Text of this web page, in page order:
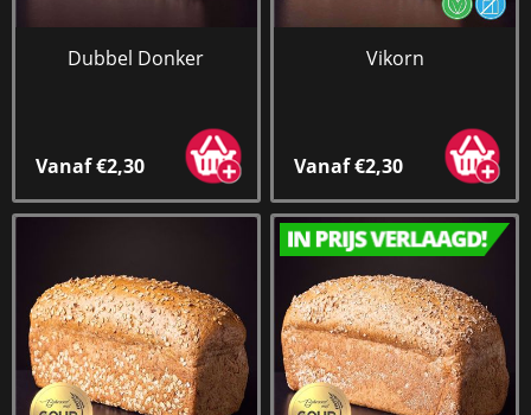
Dubbel Donker
Vanaf €2,30
Vikorn
Vanaf €2,30